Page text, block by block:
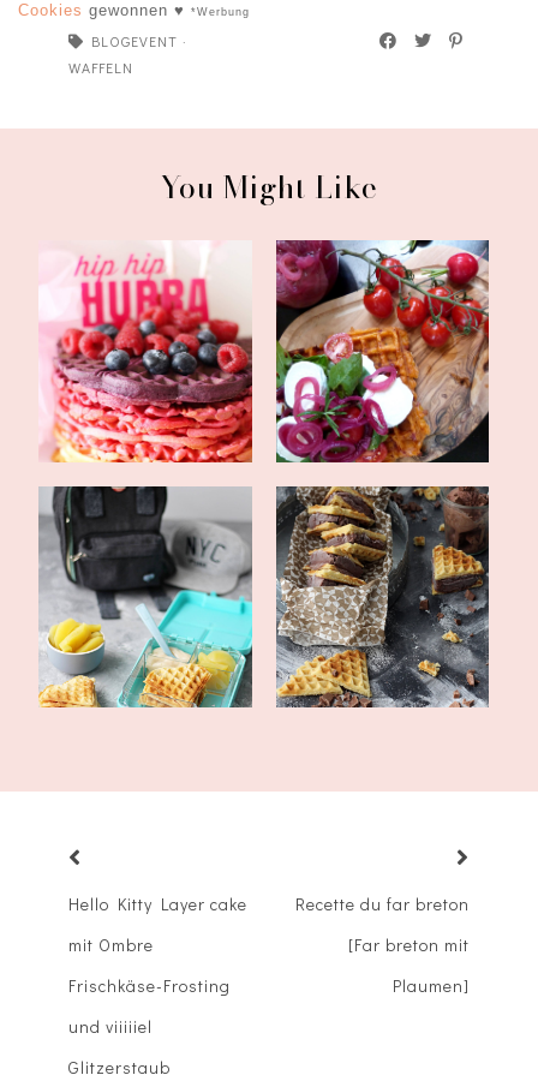
Cookies gewonnen ♥ *Werbung
BLOGEVENT ·
WAFFELN
You Might Like
Ombre Waffeltörtchen
zum Valentinst...
Pizzawaffeln mit pinken
Zwiebeln, e...
Brotboxideen für Kinder
unter einem...
selbstgemachte Eis-
Sandwiches mit S...
Hello Kitty Layer cake
mit Ombre
Frischkäse-Frosting
und viiiiiel
Glitzerstaub
Recette du far breton
[Far breton mit
Plaumen]